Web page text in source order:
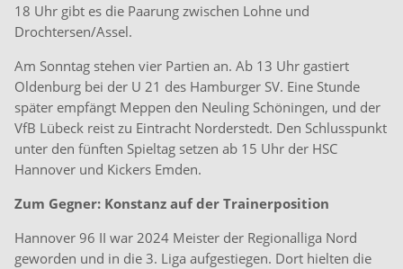
18 Uhr gibt es die Paarung zwischen Lohne und
Drochtersen/Assel.
Am Sonntag stehen vier Partien an. Ab 13 Uhr gastiert
Oldenburg bei der U 21 des Hamburger SV. Eine Stunde
später empfängt Meppen den Neuling Schöningen, und der
VfB Lübeck reist zu Eintracht Norderstedt. Den Schlusspunkt
unter den fünften Spieltag setzen ab 15 Uhr der HSC
Hannover und Kickers Emden.
Zum Gegner: Konstanz auf der Trainerposition
Hannover 96 II war 2024 Meister der Regionalliga Nord
geworden und in die 3. Liga aufgestiegen. Dort hielten die